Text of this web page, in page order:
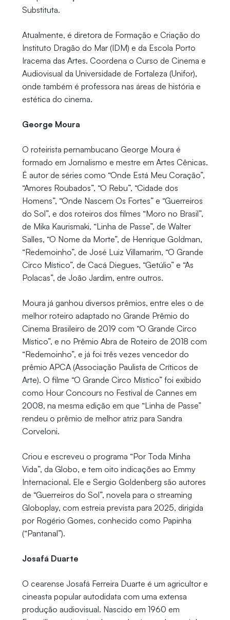
Substituta.
Atualmente, é diretora de Formação e Criação do
Instituto Dragão do Mar (IDM) e da Escola Porto
Iracema das Artes. Coordena o Curso de Cinema e
Audiovisual da Universidade de Fortaleza (Unifor),
onde também é professora nas áreas de história e
estética do cinema.
George Moura
O roteirista pernambucano George Moura é
formado em Jornalismo e mestre em Artes Cênicas.
É autor de séries como “Onde Está Meu Coração”,
“Amores Roubados”, “O Rebu”, “Cidade dos
Homens”, “Onde Nascem Os Fortes” e “Guerreiros
do Sol”, e dos roteiros dos filmes “Moro no Brasil”,
de Mika Kaurismaki, “Linha de Passe”, de Walter
Salles, “O Nome da Morte”, de Henrique Goldman,
“Redemoinho”, de José Luiz Villamarim, “O Grande
Circo Místico”, de Cacá Diegues, “Getúlio” e “As
Polacas”, de João Jardim, entre outros.
Moura já ganhou diversos prêmios, entre eles o de
melhor roteiro adaptado no Grande Prêmio do
Cinema Brasileiro de 2019 com “O Grande Circo
Místico”, e no Prêmio Abra de Roteiro de 2018 com
“Redemoinho”, e já foi três vezes vencedor do
prêmio APCA (Associação Paulista de Críticos de
Arte). O filme “O Grande Circo Místico” foi exibido
como Hour Concours no Festival de Cannes em
2008, na mesma edição em que “Linha de Passe”
rendeu o prêmio de melhor atriz para Sandra
Corveloni.
Criou e escreveu o programa “Por Toda Minha
Vida”, da Globo, e tem oito indicações ao Emmy
Internacional. Ele e Sergio Goldenberg são autores
de “Guerreiros do Sol”, novela para o streaming
Globoplay, com estreia prevista para 2025, dirigida
por Rogério Gomes, conhecido como Papinha
(“Pantanal”).
Josafá Duarte
O cearense Josafá Ferreira Duarte é um agricultor e
cineasta popular autodidata com uma extensa
produção audiovisual. Nascido em 1960 em